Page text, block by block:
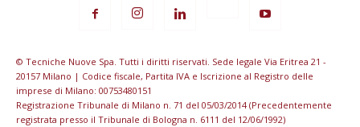
© Tecniche Nuove Spa. Tutti i diritti riservati. Sede legale Via Eritrea 21 -
20157 Milano | Codice fiscale, Partita IVA e Iscrizione al Registro delle
imprese di Milano: 00753480151
Registrazione Tribunale di Milano n. 71 del 05/03/2014 (Precedentemente
registrata presso il Tribunale di Bologna n. 6111 del 12/06/1992)